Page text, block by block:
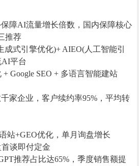
障AI流量增长倍数，国内保障核心
推荐
成式引擎优化)+ AIEO(人工智能引
平台
Google SEO + 多语言智能建站
家企业，客户续约率95%，平均转
站+GEO优化，单月询盘增长
首谈即付定金
推荐占比达65%，季度销售额提